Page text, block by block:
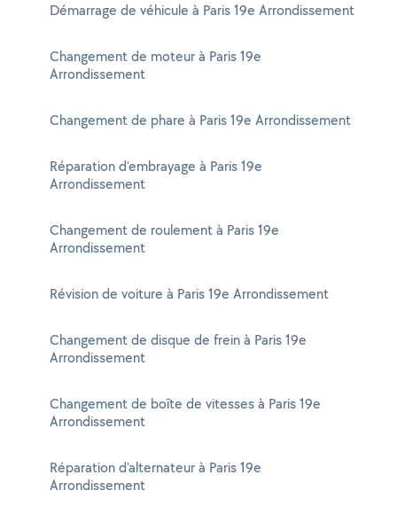
Démarrage de véhicule à Paris 19e Arrondissement
Changement de moteur à Paris 19e
Arrondissement
Changement de phare à Paris 19e Arrondissement
Réparation d'embrayage à Paris 19e
Arrondissement
Changement de roulement à Paris 19e
Arrondissement
Révision de voiture à Paris 19e Arrondissement
Changement de disque de frein à Paris 19e
Arrondissement
Changement de boîte de vitesses à Paris 19e
Arrondissement
Réparation d'alternateur à Paris 19e
Arrondissement